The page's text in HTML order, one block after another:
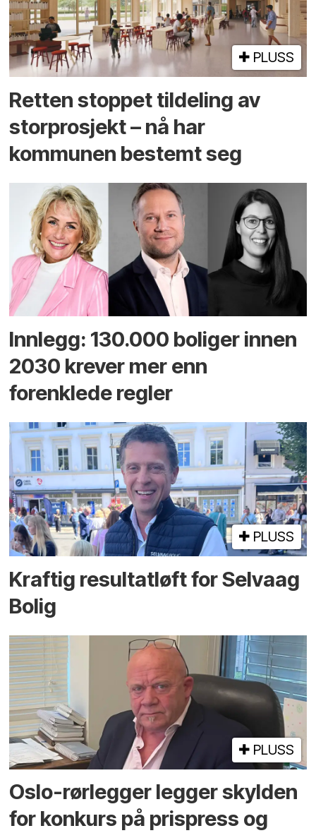
PLUSS
Retten stoppet tildeling av
storprosjekt – nå har
kommunen bestemt seg
Innlegg: 130.000 boliger innen
2030 krever mer enn
forenklede regler
PLUSS
Kraftig resultatløft for Selvaag
Bolig
PLUSS
Oslo-rørlegger legger skylden
for konkurs på prispress og